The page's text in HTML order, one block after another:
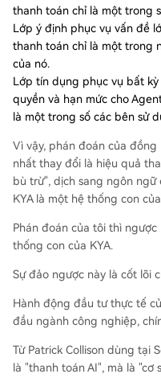
thanh toán chỉ là một trong
Lớp ý định phục vụ vấn đề
thanh toán chỉ là một trong
của nó.
Lớp tín dụng phục vụ bất
quyền và hạn mức cho
là một trong số các bên sử
Vì vậy, phán đoán của
nhất thay đổi là hiệu quả
bù trừ", dịch sang ngôn ngữ
KYA là một hệ thống con
Phán đoán của tôi thì
thống con của KYA.
Sự đảo ngược này là cốt lõi
Hành động đầu tư thực tế
đầu ngành công nghiệp,
Từ Patrick Collison dùng tại
là "thanh toán AI", mà là "cơ